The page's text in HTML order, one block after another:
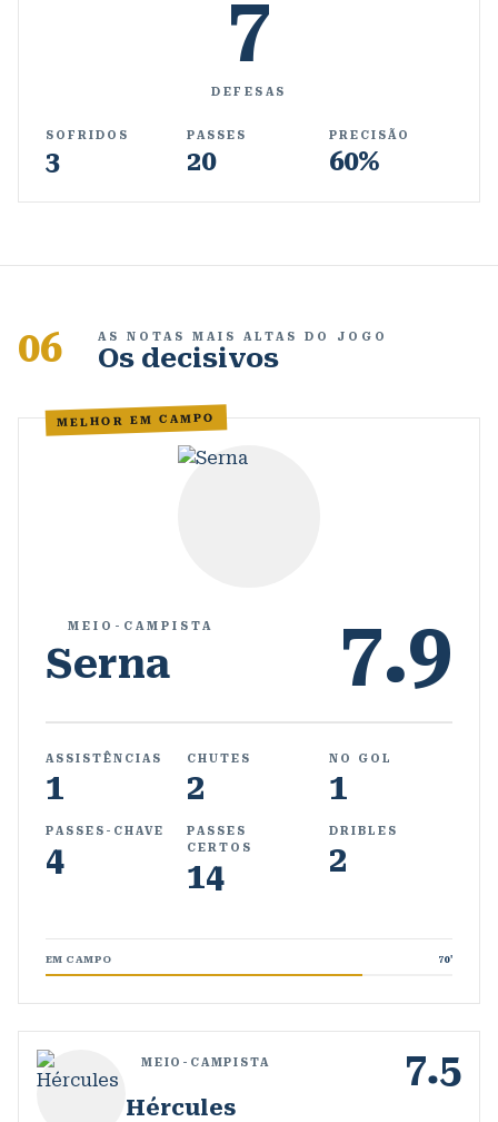
7
DEFESAS
SOFRIDOS
3
PASSES
20
PRECISÃO
60%
06 AS NOTAS MAIS ALTAS DO JOGO
Os decisivos
MELHOR EM CAMPO
MEIO-CAMPISTA
Serna 7.9
ASSISTÊNCIAS
1
CHUTES
2
NO GOL
1
PASSES-CHAVE
4
PASSES
CERTOS
14
DRIBLES
2
EM CAMPO 70'
MEIO-CAMPISTA 7.5
Hércules